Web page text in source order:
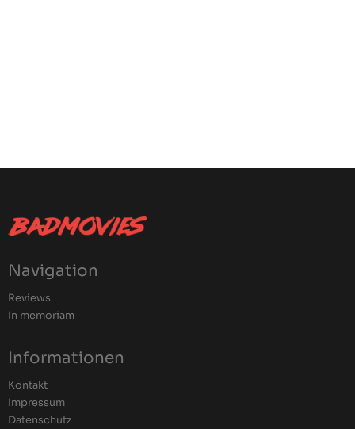
Navigation
Reviews
In memoriam
Informationen
Kontakt
Impressum
Datenschutz